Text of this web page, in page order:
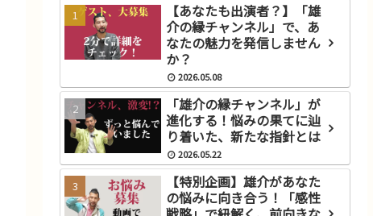
【あなたも出演者？】「雄
介の縁チャンネル」で、あ
なたの魅力を発信しません
か？
2026.05.08
「雄介の縁チャンネル」が
進化する！悩みの果てに辿
り着いた、新たな指針とは
2026.05.22
【特別企画】雄介があなた
の悩みに向き合う！「感性